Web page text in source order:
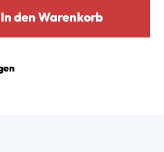
In den Warenkorb